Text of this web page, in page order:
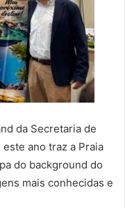
da Secretaria de
ano traz a Praia
do background do
mais conhecidas e